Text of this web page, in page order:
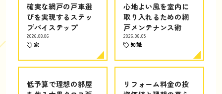
確実な網戸の戸車選
びを実現するステッ
プバイステップ
2026.08.06
家
心地よい風を室内に
取り入れるための網
戸メンテナンス術
2026.08.05
知識
低予算で理想の部屋
リフォーム料金の投